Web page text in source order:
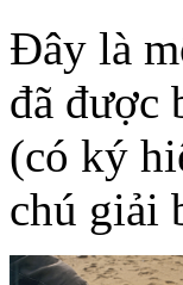
Đây là
đã được
(có ký
chú giải